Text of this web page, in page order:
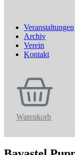
Veranstaltungen
Archiv
Verein
Kontakt
Warenkorb